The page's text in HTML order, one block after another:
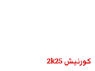
كورنيش 2k25